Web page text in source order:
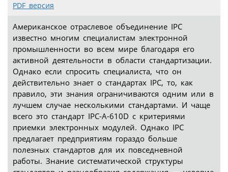
PDF версия
Американское отраслевое объединение IPC
известно многим специалистам электронной
промышленности во всем мире благодаря его
активной деятельности в области стандартизации.
Однако если спросить специалиста, что он
действительно знает о стандартах IPC, то, как
правило, эти знания ограничиваются одним или в
лучшем случае несколькими стандартами. И чаще
всего это стандарт IPC-A-610D с критериями
приемки электронных модулей. Однако IPC
предлагает предприятиям гораздо больше
полезных стандартов для их повседневной
работы. Знание систематической структуры